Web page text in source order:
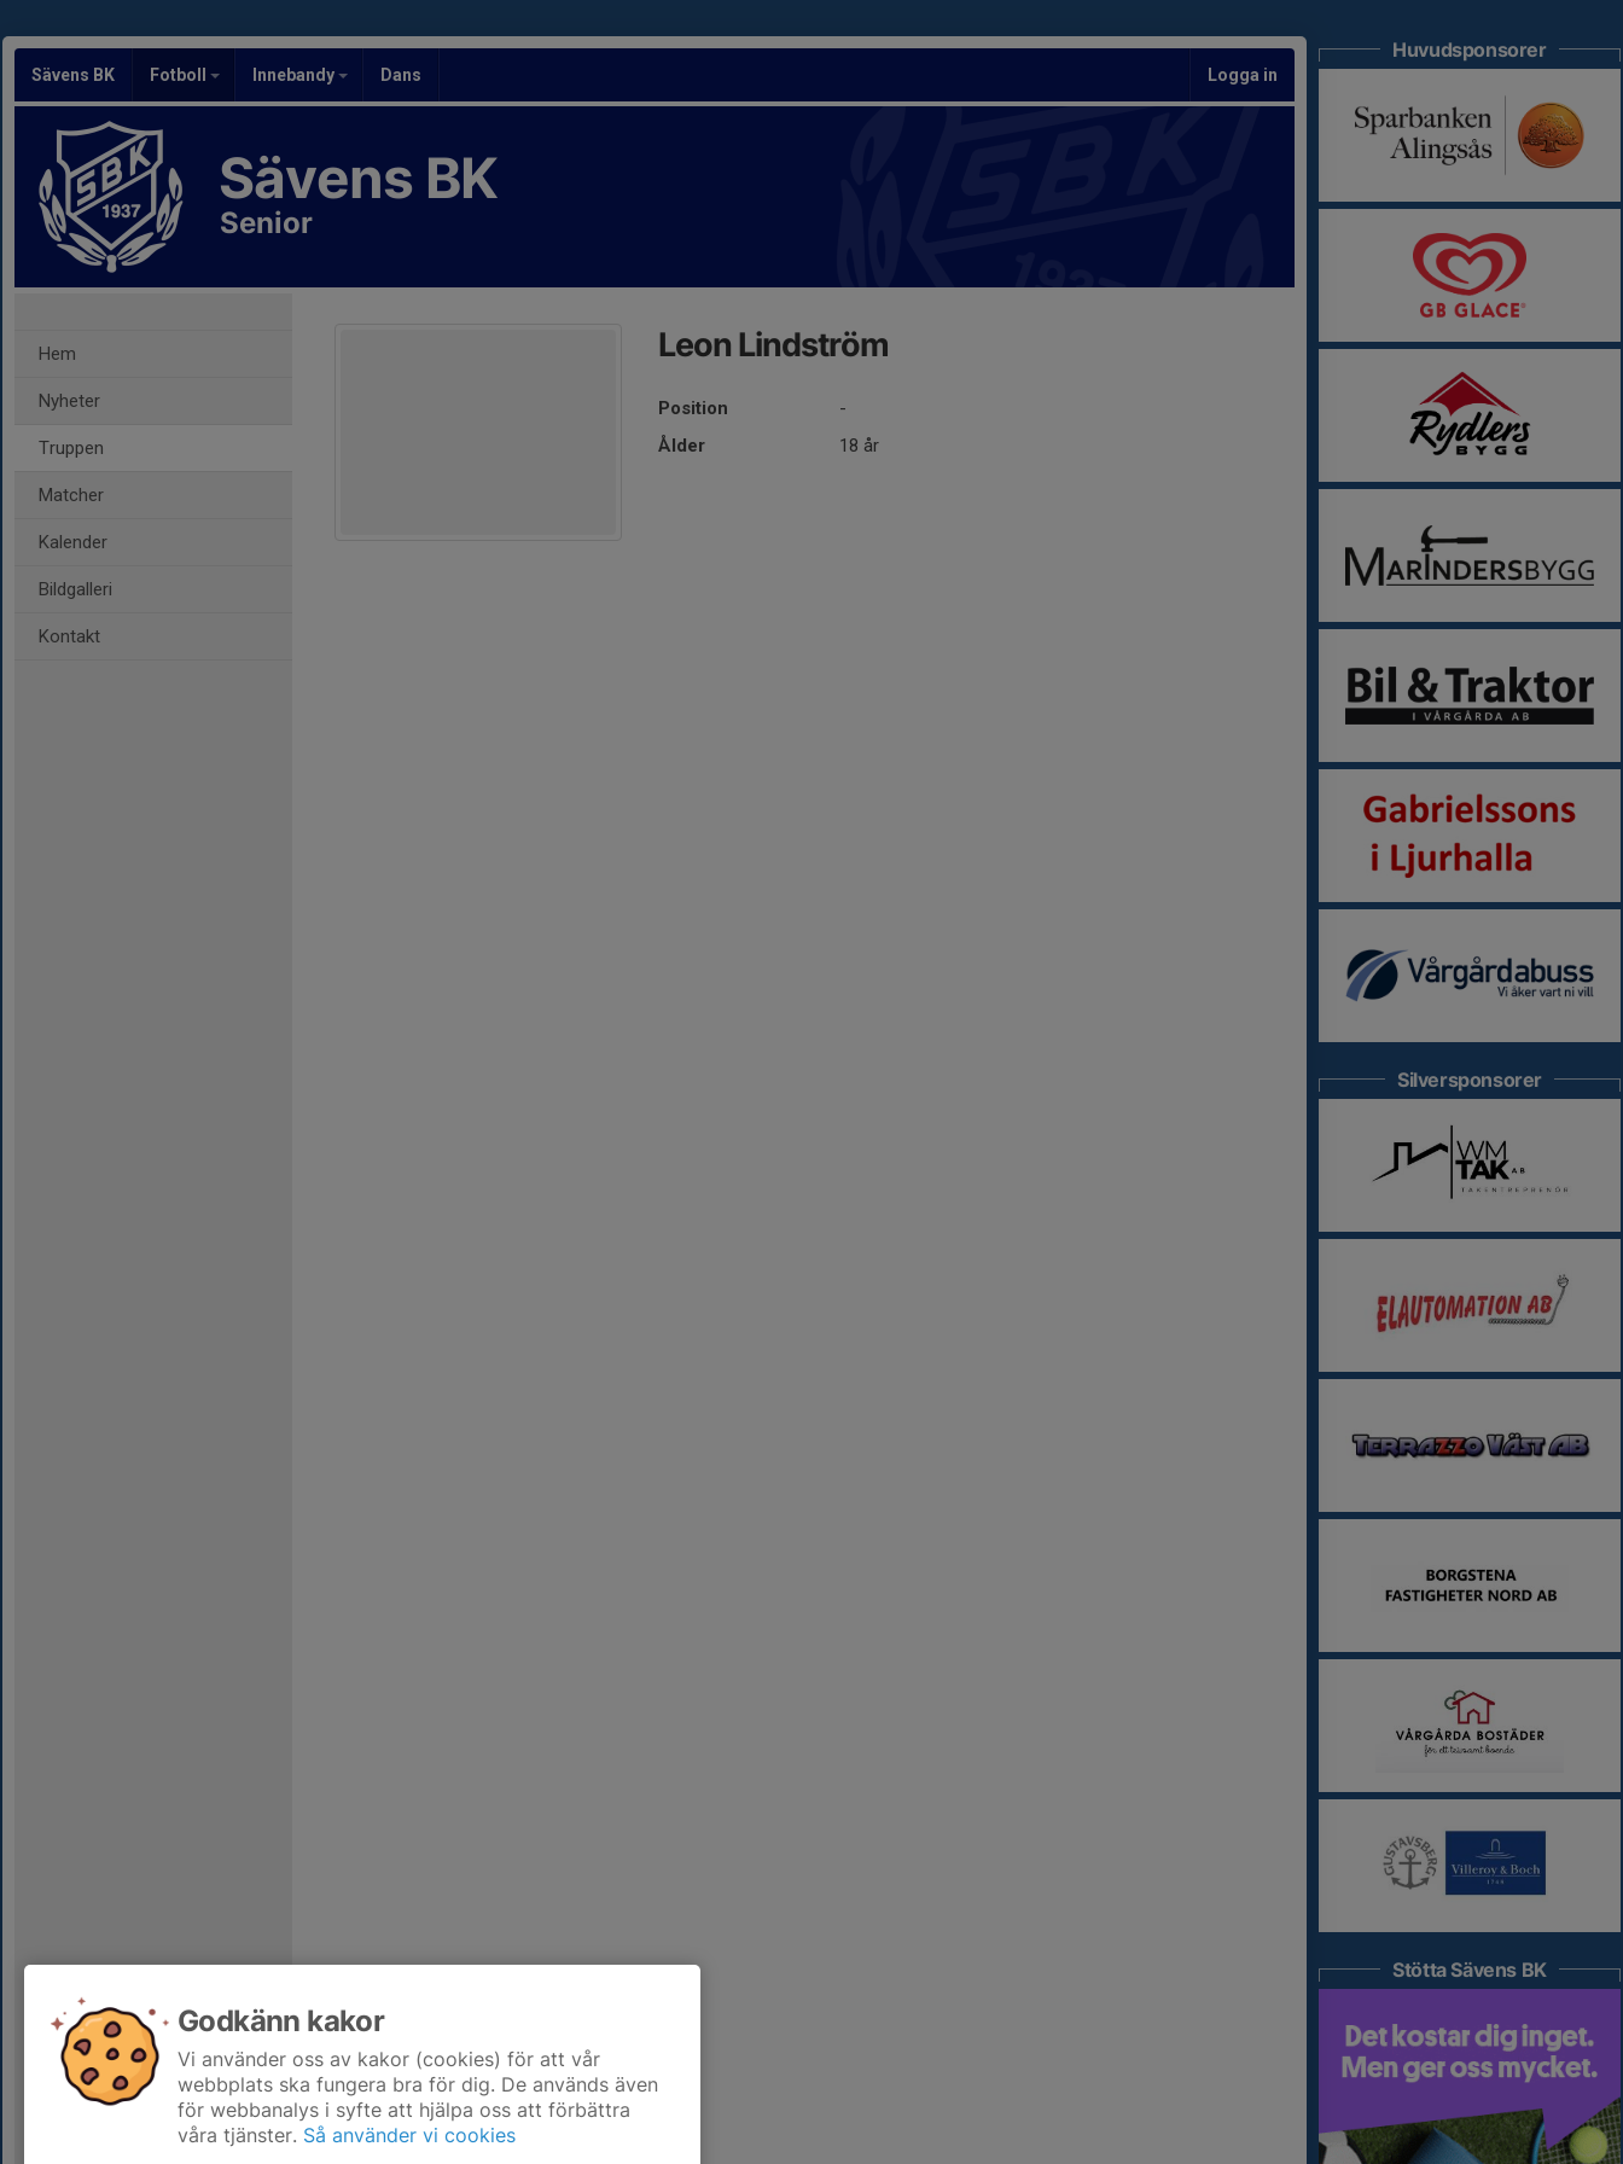
Sävens BK Fotboll Innebandy Dans Logga in
Sävens BK
Senior
Hem
Nyheter
Truppen
Matcher
Kalender
Bildgalleri
Kontakt
Leon Lindström
Position
-
Ålder
18 år
Huvudsponsorer
Silversponsorer
Stötta Sävens BK
Godkänn kakor
Vi använder oss av kakor (cookies) för att vår
webbplats ska fungera bra för dig. De används även
för webbanalys i syfte att hjälpa oss att förbättra
våra tjänster. Så använder vi cookies